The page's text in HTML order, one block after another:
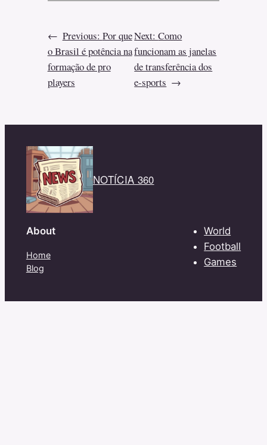
← Previous: Por que
o Brasil é potência na
formação de pro
players
Next:Como
funcionam as janelas
de transferência dos
e-sports →
NOTÍCIA 360
About
Home
Blog
World
Football
Games